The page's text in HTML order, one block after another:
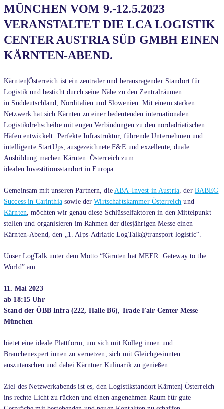
MÜNCHEN VOM 9.-12.5.2023
VERANSTALTET DIE LCA LOGISTIK
CENTER AUSTRIA SÜD GMBH EINEN
KÄRNTEN-ABEND.
Kärnten|Österreich ist ein zentraler und herausragender Standort für
Logistik und besticht durch seine Nähe zu den Zentralräumen
in Süddeutschland, Norditalien und Slowenien. Mit einem starken
Netzwerk hat sich Kärnten zu einer bedeutenden internationalen
Logistikdrehscheibe mit engen Verbindungen zu den nordadriatischen
Häfen entwickelt. Perfekte Infrastruktur, führende Unternehmen und
intelligente StartUps, ausgezeichnete F&E und exzellente, duale
Ausbildung machen Kärnten| Österreich zum
idealen Investitionsstandort in Europa.
Gemeinsam mit unseren Partnern, die ABA-Invest in Austria , der BABEG
Success in Carinthiasowie derWirtschaftskammer Österreich und
Kärnten , möchten wir genau diese Schlüsselfaktoren in den Mittelpunkt
stellen und organisieren im Rahmen der diesjährigen Messe einen
Kärnten-Abend, den „1. Alps-Adriatic LogTalk@transport logistic“.
Unser LogTalk unter dem Motto “Kärnten hat MEER ­ Gateway to the
World” am
11. Mai 2023
ab 18:15 Uhr
Stand der ÖBB Infra (222, Halle B6),­ Trade Fair Center Messe
München
bietet eine ideale Plattform, um sich mit Kolleg:innen und
Branchenexpert:innen zu vernetzen, sich mit Gleichgesinnten
auszutauschen und dabei Kärntner Kulinarik zu genießen.
Ziel des Netzwerkabends ist es, den Logistikstandort Kärnten| Österreich
ins rechte Licht zu rücken und einen angenehmen Raum für gute